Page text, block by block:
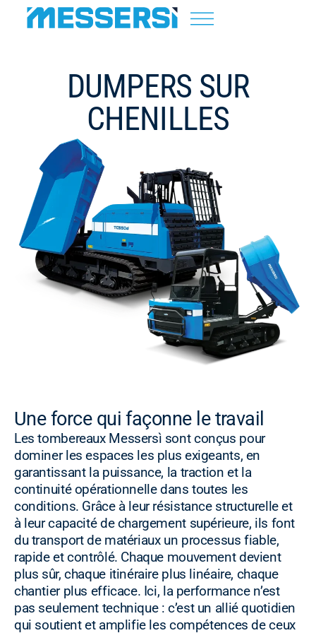
DUMPERS SUR
CHENILLES
Une force qui façonne le travail
Les tombereaux Messersì sont conçus pour
dominer les espaces les plus exigeants, en
garantissant la puissance, la traction et la
continuité opérationnelle dans toutes les
conditions. Grâce à leur résistance structurelle et
à leur capacité de chargement supérieure, ils font
du transport de matériaux un processus fiable,
rapide et contrôlé. Chaque mouvement devient
plus sûr, chaque itinéraire plus linéaire, chaque
chantier plus efficace. Ici, la performance n’est
pas seulement technique : c’est un allié quotidien
qui soutient et amplifie les compétences de ceux